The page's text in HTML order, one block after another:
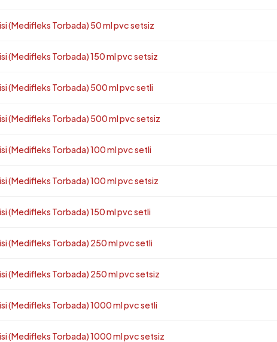
(Medifleks Torbada) 50 ml pvc setsiz
(Medifleks Torbada) 150 ml pvc setsiz
(Medifleks Torbada) 500 ml pvc setli
(Medifleks Torbada) 500 ml pvc setsiz
(Medifleks Torbada) 100 ml pvc setli
(Medifleks Torbada) 100 ml pvc setsiz
(Medifleks Torbada) 150 ml pvc setli
(Medifleks Torbada) 250 ml pvc setli
(Medifleks Torbada) 250 ml pvc setsiz
(Medifleks Torbada) 1000 ml pvc setli
(Medifleks Torbada) 1000 ml pvc setsiz